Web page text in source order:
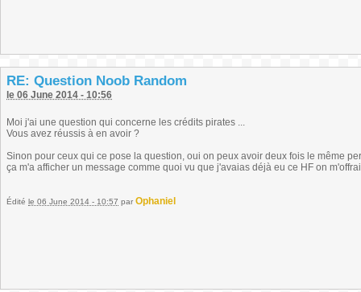
RE: Question Noob Random
le 06 June 2014 - 10:56
Moi j'ai une question qui concerne les crédits pirates ...
Vous avez réussis à en avoir ?
Sinon pour ceux qui ce pose la question, oui on peux avoir deux fois le même
ça m'a afficher un message comme quoi vu que j'avaias déjà eu ce HF on
Édité le 06 June 2014 - 10:57 par Ophaniel